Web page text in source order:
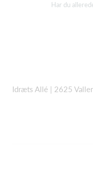
Har du
Idræts Allé | 2625